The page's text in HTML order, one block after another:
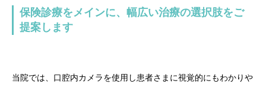
保険診療をメインに、幅広い治療の選択肢をご
提案します
当院では、口腔内カメラを使用し患者さまに視覚的にもわかりや